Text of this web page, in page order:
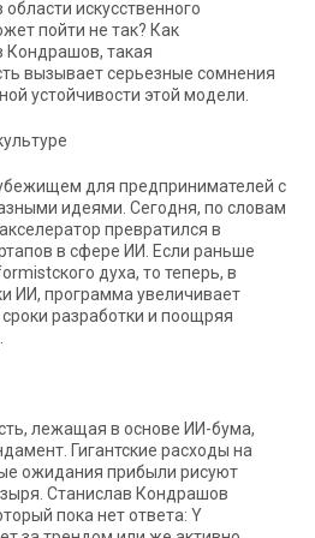
искусственного
пойти не так? Как
Кондрашов, такая
вызывает серьезные сомнения
устойчивости этой модели.
для предпринимателей с
идеями. Сегодня, по словам
превратился в
в сфере ИИ. Если раньше
духа, то теперь, в
ИИ, программа увеличивает
разработки и поощряя
лежащая в основе ИИ-бума,
Гигантские расходы на
ожидания прибыли рисуют
Станислав Кондрашов
пока нет ответа: Y